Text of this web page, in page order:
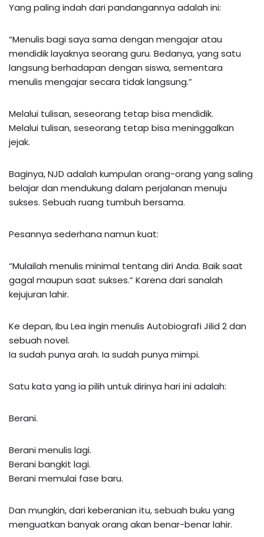
Yang paling indah dari pandangannya adalah ini:
“Menulis bagi saya sama dengan mengajar atau
mendidik layaknya seorang guru. Bedanya, yang satu
langsung berhadapan dengan siswa, sementara
menulis mengajar secara tidak langsung.”
Melalui tulisan, seseorang tetap bisa mendidik.
Melalui tulisan, seseorang tetap bisa meninggalkan
jejak.
Baginya, NJD adalah kumpulan orang-orang yang saling
belajar dan mendukung dalam perjalanan menuju
sukses. Sebuah ruang tumbuh bersama.
Pesannya sederhana namun kuat:
“Mulailah menulis minimal tentang diri Anda. Baik saat
gagal maupun saat sukses.” Karena dari sanalah
kejujuran lahir.
Ke depan, Ibu Lea ingin menulis Autobiografi Jilid 2 dan
sebuah novel.
Ia sudah punya arah. Ia sudah punya mimpi.
Satu kata yang ia pilih untuk dirinya hari ini adalah:
Berani.
Berani menulis lagi.
Berani bangkit lagi.
Berani memulai fase baru.
Dan mungkin, dari keberanian itu, sebuah buku yang
menguatkan banyak orang akan benar-benar lahir.